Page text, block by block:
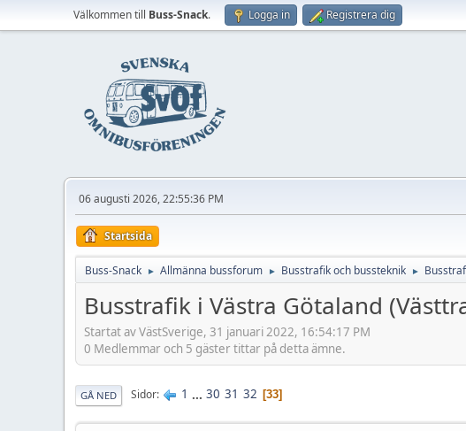
Välkommen till Buss-Snack. Logga in Registrera dig
06 augusti 2026, 22:55:36 PM
Startsida
Buss-Snack ► Allmänna bussforum ► Busstrafik och bussteknik ►
Busstrafik i Västra Götaland
Startat av VästSverige, 31 januari 2022, 16:54:17 PM
0 Medlemmar och 5 gäster tittar på detta ämne.
GÅ NED Sidor 1 ... 30 31 32 33